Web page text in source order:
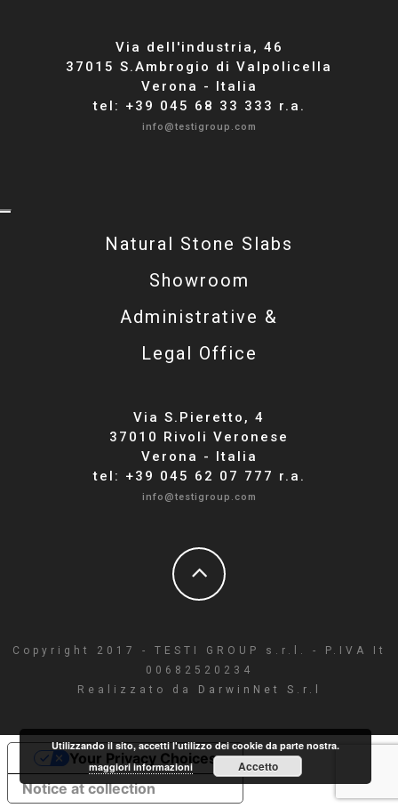
Via dell'industria, 46
37015 S.Ambrogio di Valpolicella
Verona - Italia
tel: +39 045 68 33 333 r.a.
info@testigroup.com
Natural Stone Slabs
Showroom
Administrative &
Legal Office
Via S.Pieretto, 4
37010 Rivoli Veronese
Verona - Italia
tel: +39 045 62 07 777 r.a.
info@testigroup.com
Copyright 2017 - TESTI GROUP s.r.l. - P.IVA It
00682520234
Realizzato da
DarwinNet S.r.l
Utilizzando il sito, accetti l'utilizzo dei cookie da parte nostra.
maggiori informazioni
Accetto
Notice at collection
Your Privacy Choices